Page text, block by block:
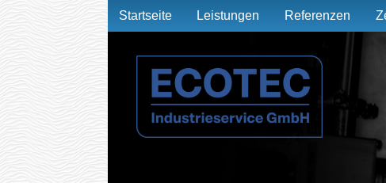
Startseite Leistungen Referenzen